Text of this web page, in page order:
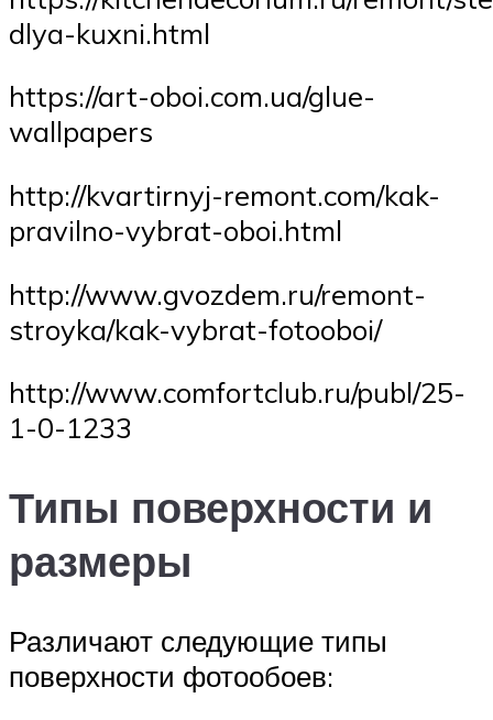
dlya-kuxni.html
https://art-oboi.com.ua/glue-
wallpapers
http://kvartirnyj-remont.com/kak-
pravilno-vybrat-oboi.html
http://www.gvozdem.ru/remont-
stroyka/kak-vybrat-fotooboi/
http://www.comfortclub.ru/publ/25-
1-0-1233
Типы поверхности и
размеры
Различают следующие типы
поверхности фотообоев: